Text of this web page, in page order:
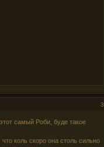
3
самый Роби, буде такое
коль скоро она столь сильно